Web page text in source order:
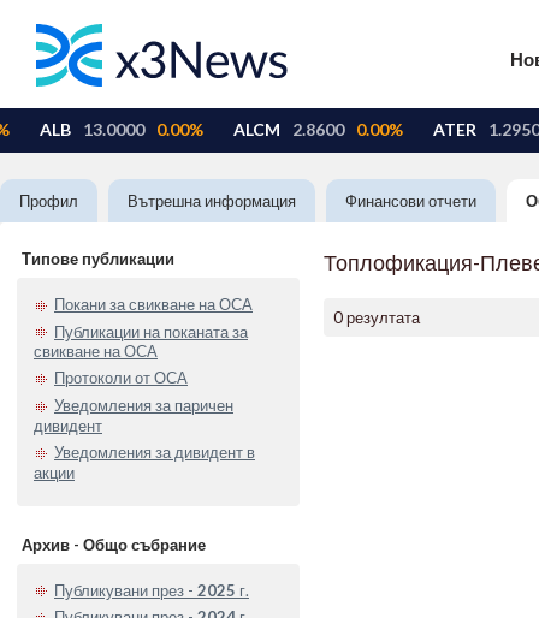
Профил Вътрешна информация Финансови отчети
Типове публикации
Покани за свикване на ОСА
Публикации на поканата за
свикване на ОСА
Протоколи от ОСА
Уведомления за паричен
дивидент
Уведомления за дивидент в
акции
Архив - Общо събрание
Публикувани през - 2025 г.
Топлофикация-
0 резултата